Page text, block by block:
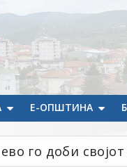
Е-ОПШТИНА
го доби